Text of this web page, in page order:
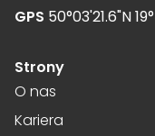
GPS 50°03'21.6"N
Strony
O nas
Kariera